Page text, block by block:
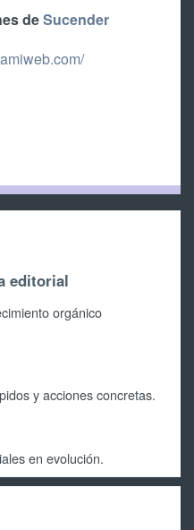
deSucender
editorial
orgánico
y acciones concretas.
en evolución.